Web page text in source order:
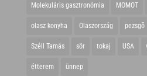
Molekuláris gasztronómia MOMOT
olasz konyha Olaszország pezsgő
Széll Tamás sör tokaj USA
étterem ünnep